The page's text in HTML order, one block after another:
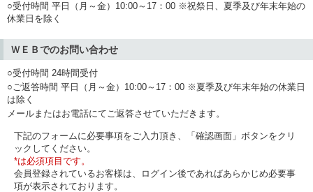
○受付時間 平日（月～金）10:00～17：00 ※祝祭日、夏季及び年末年始の
休業日を除く
ＷＥＢでのお問い合わせ
○受付時間 24時間受付
○ご返答時間 平日（月～金）10:00～17：00 ※夏季及び年末年始の休業日
は除く
メールまたはお電話にてご返答させていただきます。
下記のフォームに必要事項をご入力頂き、「確認画面」ボタンをクリ
ックしてください。
*は必須項目です。
会員登録されているお客様は、ログイン後であればあらかじめ必要事
項が表示されております。